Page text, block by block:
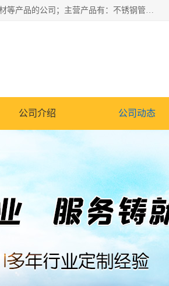
山东华钰金属材料有限公司是一家经营各种不锈钢管材、板材、圆钢、法兰、封头、型材等产品的公司；主营产品有：不锈钢管，激光切割，管件标准件，不锈钢圆钢，不锈钢人孔，不锈钢亮管，不锈钢角钢，不锈钢加工，不锈钢管子，不锈钢工业方管，不锈钢封头，不锈钢法兰，不锈钢阀门，不锈钢槽钢，不锈钢扁钢，不锈钢板等；可为客户制作各种规格的型材及不锈钢配件、非标准件及各种容器具等，能满足客户的不同采购要求。
公司介绍 公司动态